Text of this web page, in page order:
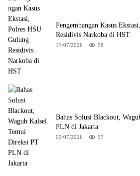
Pengembangan Kasus
Residivis Narkoba di HST
17/07/2026 58
Bahas Solusi Blackout,
PLN di Jakarta
09/07/2026 57